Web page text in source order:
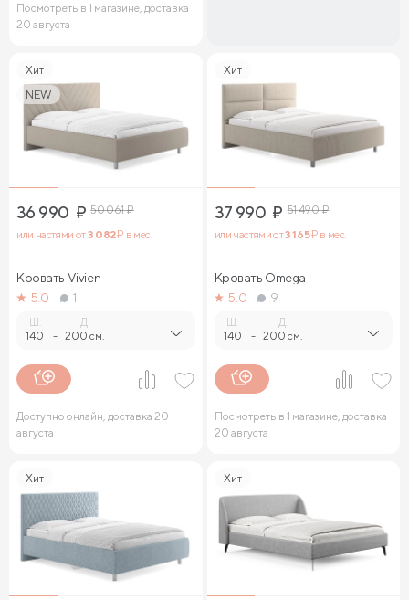
Посмотреть в 1 магазине, доставка
20 августа
Хит
NEW
36 990 ₽ 50 061₽
или частями от3 082₽ в мес.
Кровать Vivien
5.0
1
140 -
Д.
200 см.
Доступно онлайн, доставка 20
августа
Хит
37 990 ₽ 51 490₽
или частями от3 165₽ в мес.
Кровать Omega
5.0
9
140 -
Д.
200 см.
Посмотреть в 1 магазине, доставка
20 августа
Хит Хит